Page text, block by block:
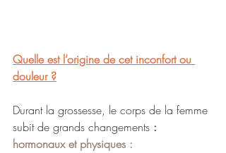
Quelle est l’origine de cet inconfort ou
douleur ?
Durant la grossesse, le corps de la femme
subit de grands changements :
hormonaux et physiques :